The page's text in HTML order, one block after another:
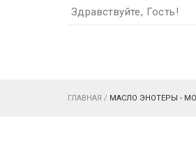
Здравствуйте, Гость!
ГЛАВНАЯ / МАСЛО ЭНОТЕРЫ -